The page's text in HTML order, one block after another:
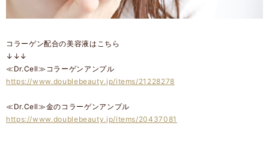
コラーゲン配合の美容液はこちら
↓↓↓
≪Dr.Cell≫コラーゲンアンプル
https://www.doublebeauty.jp/items/21228278
≪Dr.Cell≫金のコラーゲンアンプル
https://www.doublebeauty.jp/items/20437081